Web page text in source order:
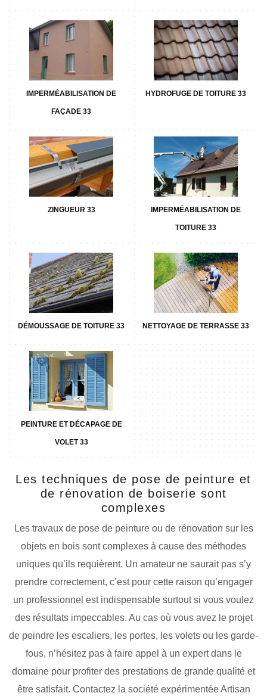
IMPERMÉABILISATION DE
FAÇADE 33
HYDROFUGE DE TOITURE 33
ZINGUEUR 33 IMPERMÉABILISATION DE
TOITURE 33
DÉMOUSSAGE DE TOITURE 33 NETTOYAGE DE TERRASSE 33
PEINTURE ET DÉCAPAGE DE
VOLET 33
Les techniques de pose de peinture et
de rénovation de boiserie sont
complexes
Les travaux de pose de peinture ou de rénovation sur les
objets en bois sont complexes à cause des méthodes
uniques qu’ils requièrent. Un amateur ne saurait pas s’y
prendre correctement, c’est pour cette raison qu’engager
un professionnel est indispensable surtout si vous voulez
des résultats impeccables. Au cas où vous avez le projet
de peindre les escaliers, les portes, les volets ou les garde-
fous, n’hésitez pas à faire appel à un expert dans le
domaine pour profiter des prestations de grande qualité et
être satisfait. Contactez la société expérimentée Artisan